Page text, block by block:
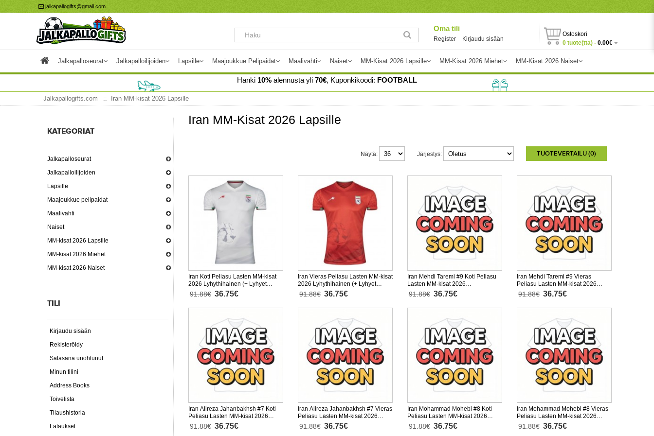
jalkapallogifts@gmail.com
Oma tili
Register Kirjaudu sisään
Ostoskori
0 tuote(tta) - 0.00€
Jalkapalloseurat Jalkapalloilijoiden Lapsille Maajoukkue Pelipaidat Maalivahti Naiset MM-Kisat 2026 Lapsille MM-Kisat 2026 Miehet MM-Kisat 2026 Naiset
Hanki 10% alennusta yli 70€, Kuponkikoodi: FOOTBALL
Jalkapallogifts.com Iran MM-kisat 2026 Lapsille
KATEGORIAT
Jalkapalloseurat
Jalkapalloilijoiden
Lapsille
Maajoukkue pelipaidat
Maalivahti
Naiset
MM-kisat 2026 Lapsille
MM-kisat 2026 Miehet
MM-kisat 2026 Naiset
TILI
Kirjaudu sisään
Rekisteröidy
Salasana unohtunut
Minun tilini
Address Books
Toivelista
Tilaushistoria
Lataukset
Iran MM-Kisat 2026 Lapsille
TUOTEVERTAILU (0)
Järjestys:
Näytä:
Iran Koti Peliasu Lasten MM-kisat
2026 Lyhythihainen (+ Lyhyet
housut)
91.88€ 36.75€
Iran Vieras Peliasu Lasten MM-kisat
2026 Lyhythihainen (+ Lyhyet
housut)
91.88€ 36.75€
Iran Mehdi Taremi #9 Koti Peliasu
Lasten MM-kisat 2026
Lyhythihainen (+ Lyhyet housut)
91.88€ 36.75€
Iran Mehdi Taremi #9 Vieras
Peliasu Lasten MM-kisat 2026
Lyhythihainen (+ Lyhyet housut)
91.88€ 36.75€
Iran Alireza Jahanbakhsh #7 Koti
Peliasu Lasten MM-kisat 2026
Lyhythihainen (+ Lyhyet housut)
91.88€ 36.75€
Iran Alireza Jahanbakhsh #7 Vieras
Peliasu Lasten MM-kisat 2026
Lyhythihainen (+ Lyhyet housut)
91.88€ 36.75€
Iran Mohammad Mohebi #8 Koti
Peliasu Lasten MM-kisat 2026
Lyhythihainen (+ Lyhyet housut)
91.88€ 36.75€
Iran Mohammad Mohebi #8 Vieras
Peliasu Lasten MM-kisat 2026
Lyhythihainen (+ Lyhyet housut)
91.88€ 36.75€